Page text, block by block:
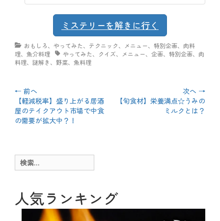
ミステリーを解きに行く
カ
テ
ゴ
おもしろ、 やってみた、 テクニック、 メニュー、 特別企画、 肉料
理、 魚介料理 タ
グ
やってみた、 クイズ、 メニュー、 企画、 特別企画、 肉
料理、 謎解き 、 野菜、 魚料理
投
稿
ナ
ゲ
ー
シ
ョ
← 前へ
前
の
投
【軽減税率】盛り上がる居酒
屋のテイクアウト市場で中食
の需要が拡大中？！
次へ →
【旬食材】栄養満点☆うみの
ミルクとは？
検
索:
人気ランキング